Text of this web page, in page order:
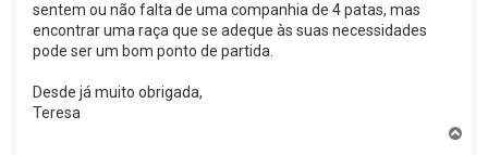
sentem ou não falta de uma companhia de 4 patas, mas
encontrar uma raça que se adeque às suas necessidades
pode ser um bom ponto de partida.
Desde já muito obrigada,
Teresa